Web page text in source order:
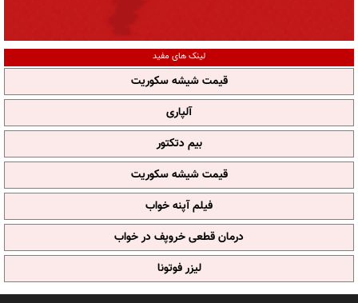
لینک های مفید
قیمت شیشه سکوریت
آلپاری
بیم دتکتور
قیمت شیشه سکوریت
فیلم آپنه خواب
درمان قطعی خروپف در خواب
لیزر فوتونا